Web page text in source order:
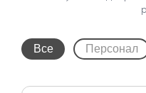
Все Персонал